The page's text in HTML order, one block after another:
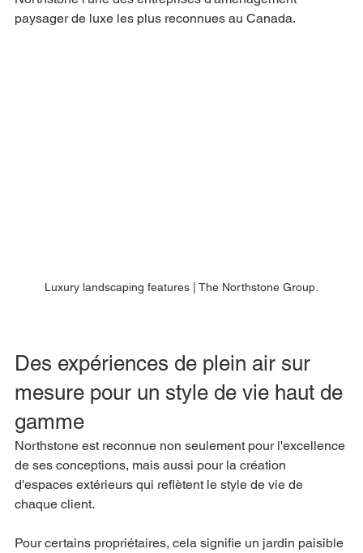
paysager de luxe les plus reconnues au Canada.
Luxury landscaping features | The Northstone Group.
Des expériences de plein air sur
mesure pour un style de vie haut de
gamme
Northstone est reconnue non seulement pour l'excellence
de ses conceptions, mais aussi pour la création
d'espaces extérieurs qui reflètent le style de vie de
chaque client.
Pour certains propriétaires, cela signifie un jardin paisible